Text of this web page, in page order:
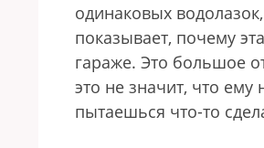
одинаковых
показывает, почему
гараже. Это большое
это не значит, что
пытаешься что-то